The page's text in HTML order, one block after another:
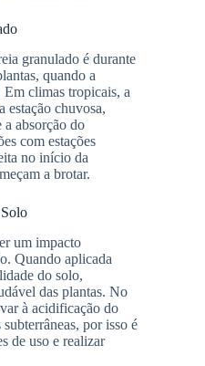
granulado é durante
quando a
climas tropicais, a
estação chuvosa,
a absorção do
com estações
no início da
a brotar.
um impacto
Quando aplicada
do solo,
das plantas. No
à acidificação do
por isso é
de uso e realizar